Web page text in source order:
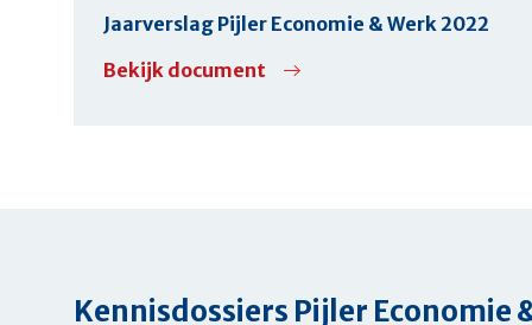
Jaarverslag Pijler Economie & Werk 2022
Bekijk document
Kennisdossiers Pijler Economie